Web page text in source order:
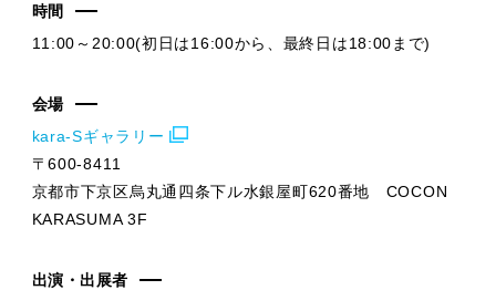
時間
11:00～20:00(初日は16:00から、最終日は18:00まで)
会場
kara-Sギャラリー
〒600-8411
京都市下京区烏丸通四条下ル水銀屋町620番地 COCON
KARASUMA 3F
出演・出展者